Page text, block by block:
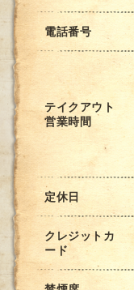
電話番号
テイクアウト
営業時間
定休日
クレジットカ
ード